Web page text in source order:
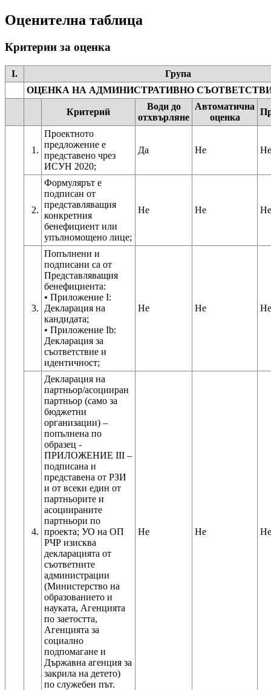
Оценителна таблица
Критерии за оценка
I.
Група
ОЦЕНКА НА АДМИНИСТРАТИВНО
Критерий
Води до
отхвърляне
Автоматична
оценка
1.
Проектното
предложение е
представено чрез
ИСУН 2020;
Да Не Не
2.
Формулярът е
подписан от
представляващия
конкретния
бенефициент или
упълномощено лице;
Не Не Не
3.
Попълнени и
подписани са от
Представляващия
бенефициента:
• Приложение I:
Декларация на
кандидата;
• Приложение Іb:
Декларация за
съответствие и
Не Не Не
4.
Декларация на
партньор/асоцииран
партньор (само за
бюджетни
организации) –
попълнена по
образец -
ПРИЛОЖЕНИЕ III –
подписана и
представена от РЗИ
и от всеки един от
партньорите и
асоциираните
партньори по
проекта; УО на ОП
РЧР изисква
декларацията от
съответните
администрации
(Министерство на
образованието и
науката, Агенцията
по заетостта,
Агенцията за
социално
подпомагане и
Държавна агенция за
закрила на детето)
по служебен път.
Не Не Не